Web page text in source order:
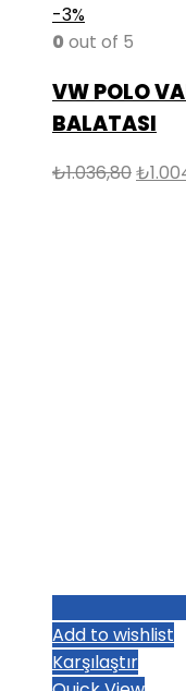
-3%
0 out of 5
VW POLO
BALATASI
₺1.036,80₺
Add to wishlist
Karşılaştır